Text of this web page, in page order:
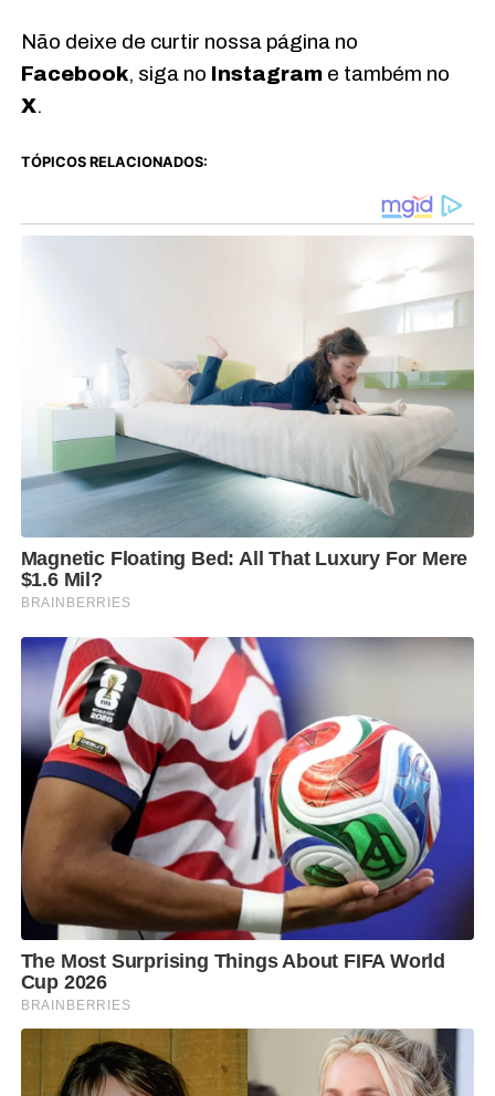
Não deixe de curtir nossa página no
Facebook, siga no Instagrame também no
X.
TÓPICOS RELACIONADOS: